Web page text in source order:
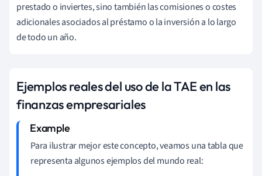
prestado o inviertes, sino también las comisiones o costes
adicionales asociados al préstamo o la inversión a lo largo
de todo un año.
Ejemplos reales del uso de la TAE en las
finanzas empresariales
Para ilustrar mejor este concepto, veamos una tabla que
representa algunos ejemplos del mundo real: